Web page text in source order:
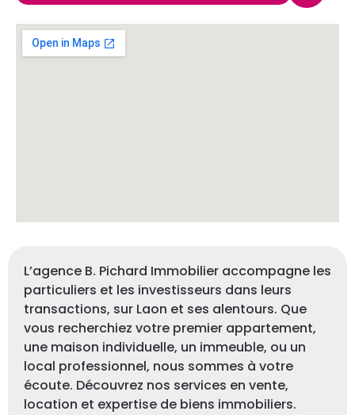
L’agence B. Pichard Immobilier accompagne les
particuliers et les investisseurs dans leurs
transactions, sur Laon et ses alentours. Que
vous recherchiez votre premier appartement,
une maison individuelle, un immeuble, ou un
local professionnel, nous sommes à votre
écoute. Découvrez nos services en vente,
location et expertise de biens immobiliers.